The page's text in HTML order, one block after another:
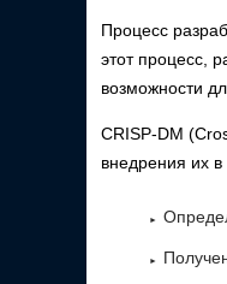
Процесс
этот процесс,
возможности
CRISP-DM
внедрения их